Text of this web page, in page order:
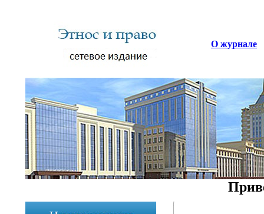
О журнале